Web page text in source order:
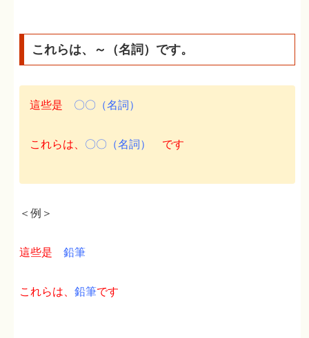
これらは、～（名詞）です。
這些是 〇〇（名詞）
これらは、 〇〇（名詞） です
＜例＞
這些是 鉛筆
これらは、鉛筆です